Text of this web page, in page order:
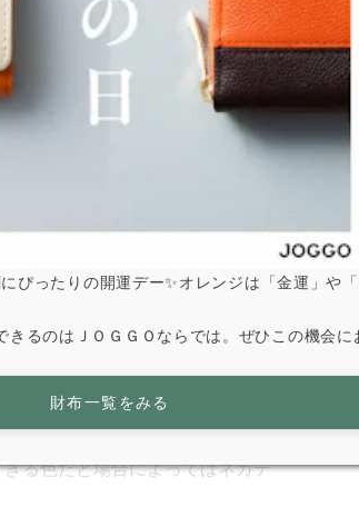
。
拶と名刺交換からスタートする
う。名刺交換には自己紹介や連
をアピールする方法としても使
スの大事なシーンだからこそ印
。
る色だと場合によってはネガテ
ぴったりの開運デー✨オレンジは「金運」や
きるのはＪＯＧＧＯならでは。ぜひこの機会
財布一覧をみる